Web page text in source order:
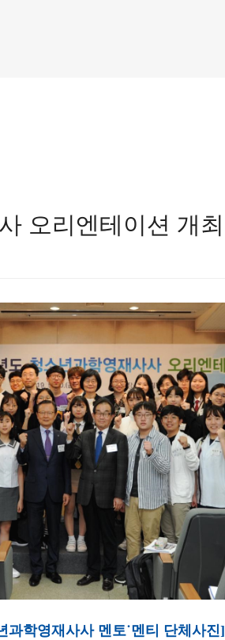
오리엔테이션 개최
과학영재사사 멘토˙멘티 단체사진]